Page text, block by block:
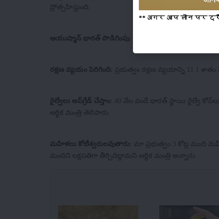
ప్రోత్సహిస్తుంది.
ఆయుష్మాన్ భారత్ పొడిగింపు: ఆశా వర్కర్లు, అంగన్‌వాడీ
రక్షణ వ్యయం పెరిగింది: ప్రభుత్వం రక్షణ వ్యయాన్ని 11.1
రైల్వేలు అప్‌గ్రేడ్ చేస్తాం:
40 వేల వందే భారత్ స్థాయి రైల్వే
ఆర్థిక మంత్రి తెలిపారు.
మహిళలు కోటీశ్వరులవుతారు:
మా ప్రభుత్వం 3 కోట్ల మంది
మందిని లక్షపతిగా తీర్చిదిద్దామని ఆర్థిక మంత్రి అన్నారు.
**अगर आप लोन पर